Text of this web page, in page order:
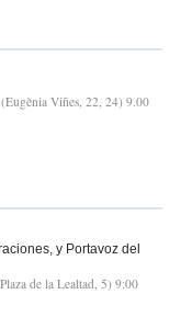
Viñes, 22, 24) 9.00
y Portavoz del
de la Lealtad, 5) 9:00